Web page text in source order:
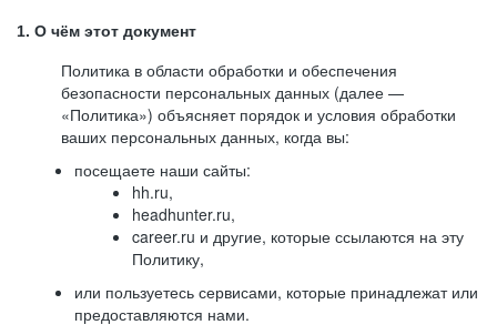
1. О чём этот документ
Политика в области обработки и обеспечения
безопасности персональных данных (далее —
«Политика») объясняет порядок и условия обработки
ваших персональных данных, когда вы:
посещаете наши сайты:
hh.ru,
headhunter.ru,
career.ru и другие, которые ссылаются на эту
Политику,
или пользуетесь сервисами, которые принадлежат или
предоставляются нами.